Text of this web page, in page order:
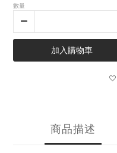
數量
加入購物車
商品描述